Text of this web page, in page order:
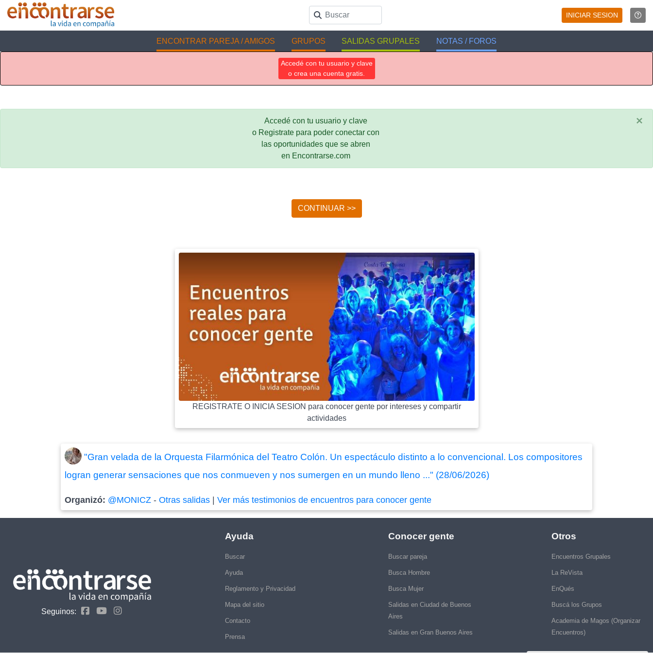
INICIAR SESION
ENCONTRAR PAREJA / AMIGOS GRUPOS SALIDAS GRUPALES NOTAS / FOROS
Accedé con tu usuario y clave
o crea una cuenta gratis.
Accedé con tu usuario y clave
o Registrate para poder conectar con
las oportunidades que se abren
en Encontrarse.com
×
CONTINUAR >>
REGISTRATE O INICIA SESION para conocer gente por intereses y compartir
actividades
"Gran velada de la Orquesta Filarmónica del Teatro Colón. Un espectáculo distinto a lo convencional. Los compositores
logran generar sensaciones que nos conmueven y nos sumergen en un mundo lleno ..." (28/06/2026)
Organizó: @MONICZ -Otras salidas |Ver más testimonios de encuentros para conocer gente
Seguinos:
Ayuda
Buscar
Ayuda
Reglamento y Privacidad
Mapa del sitio
Contacto
Prensa
Conocer gente
Buscar pareja
Busca Hombre
Busca Mujer
Salidas en Ciudad de Buenos
Aires
Salidas en Gran Buenos Aires
Otros
Encuentros Grupales
La ReVista
EnQués
Buscá los Grupos
Academia de Magos (Organizar
Encuentros)